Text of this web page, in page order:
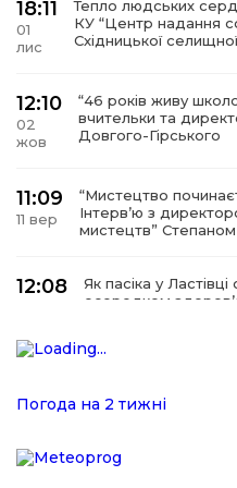
18:11
01
лис
Тепло людських
КУ “Центр надання
Східницької
12:10
02
жов
“46 років живу
вчительки та
Довгого-Гірського
11:09
11 вер
“Мистецтво
Інтерв’ю з
мистецтв”
12:08
Як пасіка у
осередком
15 лип
“Респект — Гаївка”
17:07
Віра, що не згасає.
Погода на 2 тижні